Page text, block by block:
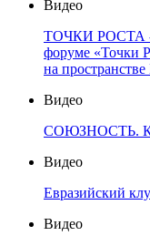
Видео
ТОЧКИ РОСТА
форуме «Точки
на
Видео
СОЮЗНОСТЬ. К
Видео
Евразийский
Видео